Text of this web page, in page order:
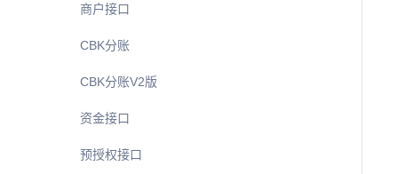
商户接口
CBK分账
CBK分账V2版
资金接口
预授权接口